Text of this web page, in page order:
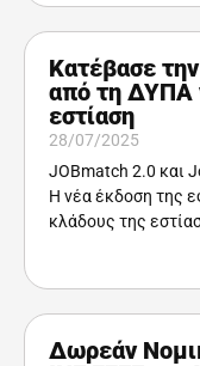
Κατέβασε
από τη ΔΥΠΑ
εστίαση
28/07/2025
JOBmatch 2.0 και
Η νέα έκδοση της
κλάδους της
Δωρεάν